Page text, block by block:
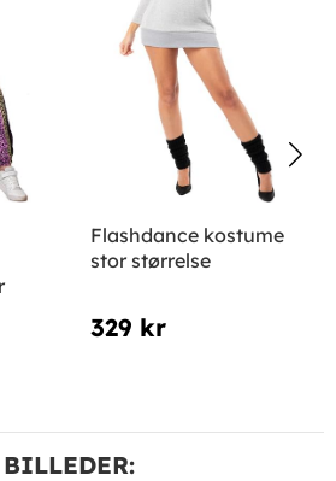
Flashdance kostume
stor størrelse
329 kr